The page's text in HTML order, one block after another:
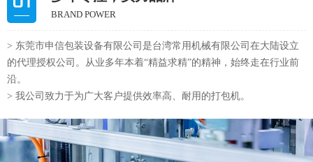
质量保障，有性价比
QUALITY ASSURANCE